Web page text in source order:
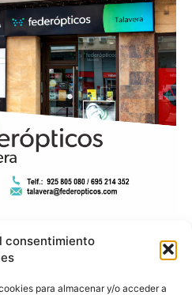
consentimiento
para almacenar y/o acceder a